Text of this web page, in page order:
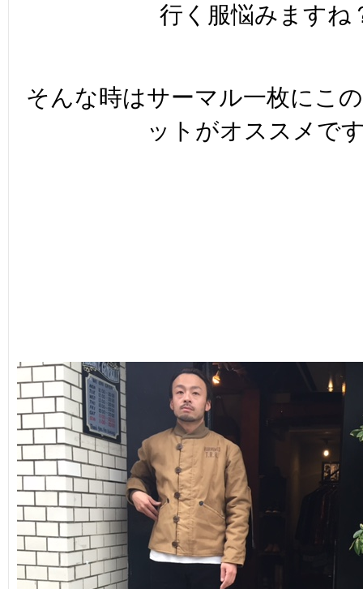
行く服悩みますね
そんな時はサーマル一枚にこ
ットがオススメで